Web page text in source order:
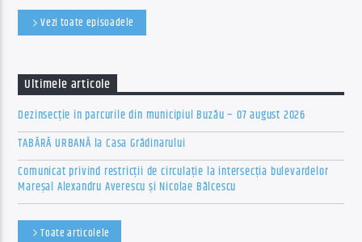
Vezi toate episoadele
Ultimele articole
Dezinsecție în parcurile din municipiul Buzău – 07 august 2026
TABĂRĂ URBANĂ la Casa Grădinarului
Comunicat privind restricții de circulație la intersecția bulevardelor
Mareșal Alexandru Averescu și Nicolae Bălcescu
Toate articolele